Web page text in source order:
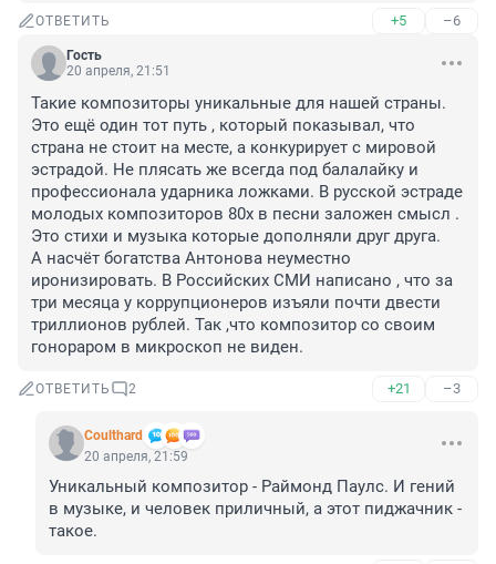
ОТВЕТИТЬ +5 –6
Гость
20 апреля, 21:51
Такие композиторы уникальные для нашей страны.
Это ещё один тот путь , который показывал, что
страна не стоит на месте, а конкурирует с мировой
эстрадой. Не плясать же всегда под балалайку и
профессионала ударника ложками. В русской эстраде
молодых композиторов 80х в песни заложен смысл .
Это стихи и музыка которые дополняли друг друга.
А насчёт богатства Антонова неуместно
иронизировать. В Российских СМИ написано , что за
три месяца у коррупционеров изъяли почти двести
триллионов рублей. Так ,что композитор со своим
гонораром в микроскоп не виден.
ОТВЕТИТЬ 2 +21 –3
Coulthard
20 апреля, 21:59
Уникальный композитор - Раймонд Паулс. И гений
в музыке, и человек приличный, а этот пиджачник -
такое.